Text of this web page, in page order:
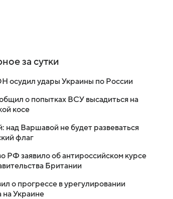
за сутки
осудил удары Украины по России
о попытках ВСУ высадиться на
косе
над Варшавой не будет развеваться
флаг
РФ заявило об антироссийском курсе
Британии
о прогрессе в урегулировании
на Украине